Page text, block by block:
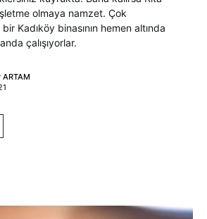
olmaya namzet. Çok
Kadıköy binasının hemen altında
çalışıyorlar.
ARTAM